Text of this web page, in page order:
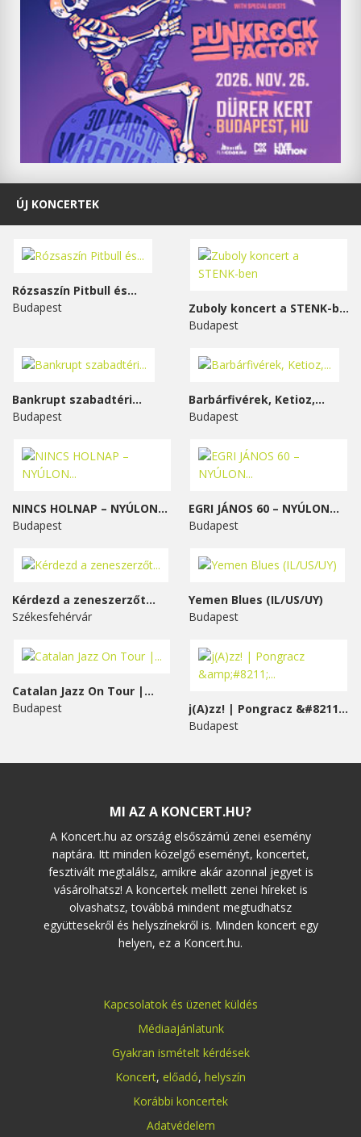
ÚJ KONCERTEK
Rózsaszín Pitbull és...
Budapest
Zuboly koncert a STENK-ben
Budapest
Bankrupt szabadtéri...
Budapest
Barbárfivérek, Ketioz,...
Budapest
NINCS HOLNAP – NYÚLON...
Budapest
EGRI JÁNOS 60 – NYÚLON...
Budapest
Kérdezd a zeneszerzőt...
Székesfehérvár
Yemen Blues (IL/US/UY)
Budapest
Catalan Jazz On Tour |...
Budapest
j(A)zz! | Pongracz &#8211;...
Budapest
MI AZ A KONCERT.HU?
A Koncert.hu az ország elsőszámú zenei esemény
naptára. Itt minden közelgő eseményt, koncertet,
fesztivált megtalálsz, amikre akár azonnal jegyet is
vásárolhatsz! A koncertek mellett zenei híreket is
olvashatsz, továbbá mindent megtudhatsz
együttesekről és helyszínekről is. Minden koncert egy
helyen, ez a Koncert.hu.
Kapcsolatok és üzenet küldés
Médiaajánlatunk
Gyakran ismételt kérdések
Koncert, előadó, helyszín
Korábbi koncertek
Adatvédelem